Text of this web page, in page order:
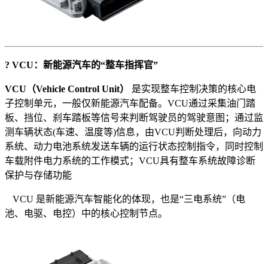
? VCU：新能源汽车的“整车指挥官”
VCU （Vehicle Control Unit）
是实现整车控制决策的核心电
子控制单元，一般仅新能源汽车配备。VCU通过采集油门踏
板、挡位、刹车踏板等信号来判断驾驶员的驾驶意图；通过监
测车辆状态(车速、温度等)信息，由VCU判断处理后，向动力
系统、动力电池系统发送车辆的运行状态控制指令，同时控制
车载附件电力系统的工作模式；VCU具有整车系统故障诊断
保护与存储功能
是新能源汽车智能化的体现，也是“三电系统”（电
池、电驱、电控）中的核心控制节点。